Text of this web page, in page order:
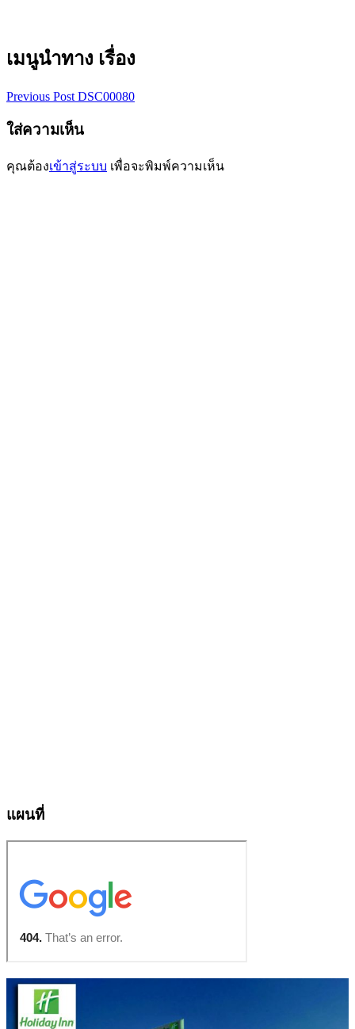
เมนูนำทาง เรื่อง
Previous Post DSC00080
ใส่ความเห็น
คุณต้องเข้าสู่ระบบ เพื่อจะพิมพ์ความเห็น
แผนที่